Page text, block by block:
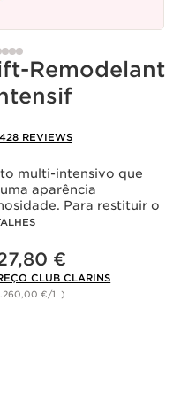
Remodelant
428 REVIEWS
multi-intensivo que
aparência
Para restituir o
€ €
CLUB CLARINS
€/1L)